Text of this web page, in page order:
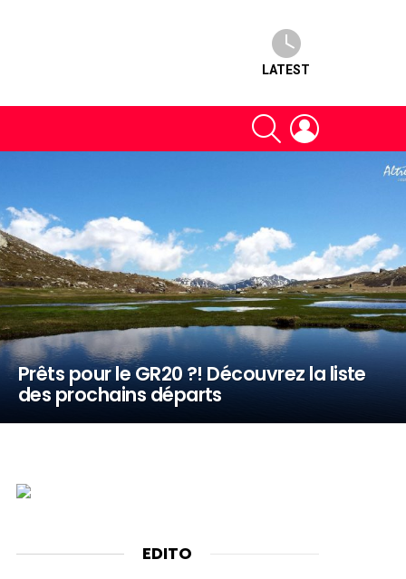
LATEST
SEARCH
Prêts pour le GR20 ?! Découvrez la liste
des prochains départs
EDITO